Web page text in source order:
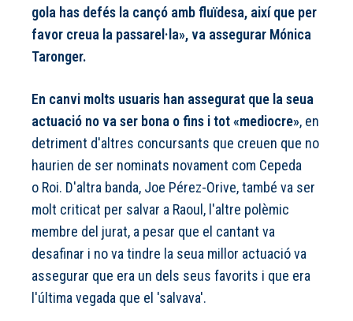
gola has defés la cançó amb fluïdesa, així que per
favor creua la passarel·la», va assegurar Mónica
Taronger.
En canvi molts usuaris han assegurat que la seua
actuació no va ser bona o fins i tot «mediocre», en
detriment d'altres concursants que creuen que no
haurien de ser nominats novament com Cepeda
o Roi. D'altra banda, Joe Pérez-Orive, també va ser
molt criticat per salvar a Raoul, l'altre polèmic
membre del jurat, a pesar que el cantant va
desafinar i no va tindre la seua millor actuació va
assegurar que era un dels seus favorits i que era
l'última vegada que el 'salvava'.